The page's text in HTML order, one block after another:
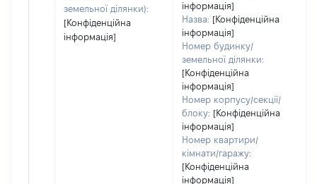
земельної ділянки):
[Конфіденційна
інформація]
інформація]
Назва: [Конфіденційна
інформація]
Номер будинку/
земельної ділянки:
[Конфіденційна
інформація]
Номер корпусу/секції/
блоку: [Конфіденційна
інформація]
Номер квартири/
кімнати/гаражу:
[Конфіденційна
інформація]